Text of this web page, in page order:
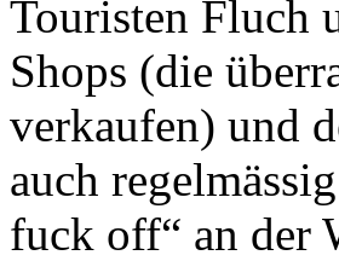
Touristen Fluch
Shops (die
verkaufen) und
auch
fuck off“ an der